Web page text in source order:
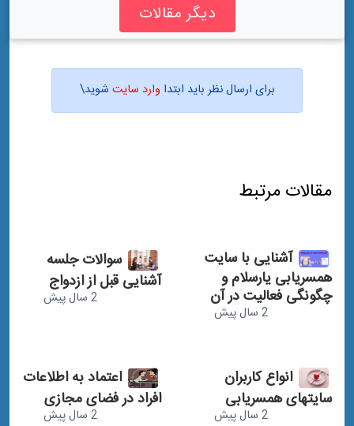
دیگر مقالات
برای ارسال نظر باید ابتدا وارد سایت شوید\
مقالات مرتبط
آشنایی با سایت
همسریابی یارسلام و
چگونگی فعالیت در آن
2 سال پیش
سوالات جلسه
آشنایی قبل از ازدواج
2 سال پیش
انواع کاربران
سایتهای همسریابی
2 سال پیش
اعتماد به اطلاعات
افراد در فضای مجازی
2 سال پیش